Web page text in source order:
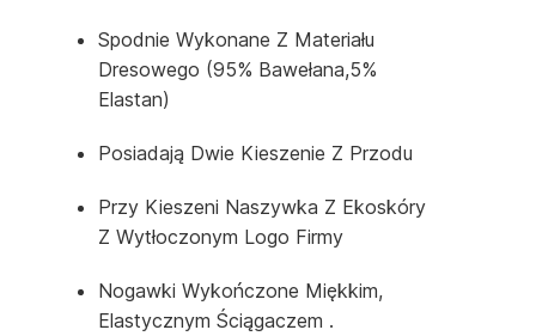
Spodnie Wykonane Z Materiału
Dresowego (95% Bawełana,5%
Elastan)
Posiadają Dwie Kieszenie Z Przodu
Przy Kieszeni Naszywka Z Ekoskóry
Z Wytłoczonym Logo Firmy
Nogawki Wykończone Miękkim,
Elastycznym Ściągaczem .